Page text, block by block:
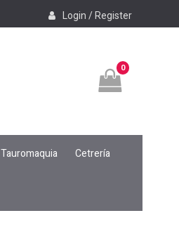
Login / Register
0
Tauromaquia Cetrería